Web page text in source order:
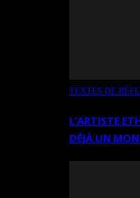
TEXTES DE
L’ARTISTE
DÉJÀ UN